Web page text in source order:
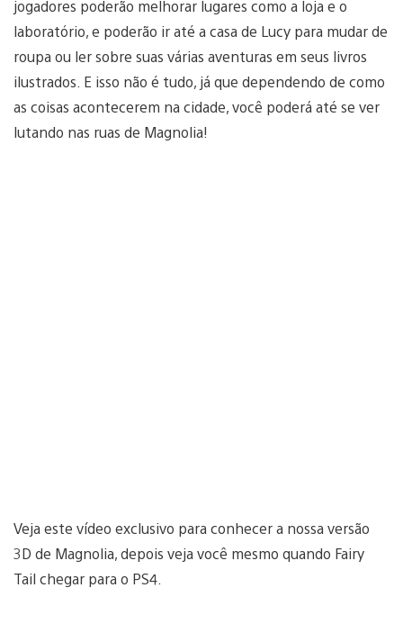
jogadores poderão melhorar lugares como a loja e o
laboratório, e poderão ir até a casa de Lucy para mudar de
roupa ou ler sobre suas várias aventuras em seus livros
ilustrados. E isso não é tudo, já que dependendo de como
as coisas acontecerem na cidade, você poderá até se ver
lutando nas ruas de Magnolia!
Veja este vídeo exclusivo para conhecer a nossa versão
3D de Magnolia, depois veja você mesmo quando Fairy
Tail chegar para o PS4.